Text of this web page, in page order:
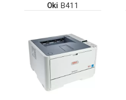
Oki B411